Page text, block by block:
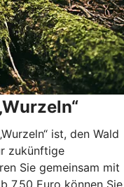
ist, den Wald
zukünftige
Sie gemeinsam mit